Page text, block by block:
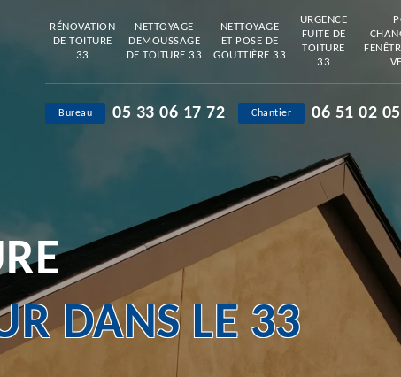
RÉNOVATION
DE TOITURE
33
NETTOYAGE
DEMOUSSAGE
DE TOITURE 33
NETTOYAGE
ET POSE DE
GOUTTIÈRE 33
URGENCE
FUITE DE
TOITURE
33
Bureau 05 33 06 17 72 Chantier 06 51 02
DANS LE 33